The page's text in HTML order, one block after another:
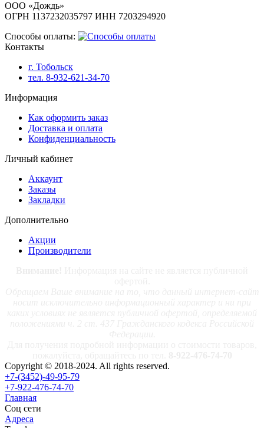
ООО «Дождь»
ОГРН 1137232035797 ИНН 7203294920
Способы оплаты:
Контакты
г. Тобольск
тел. 8-932-621-34-70
Информация
Как оформить заказ
Доставка и оплата
Конфиденциальность
Личный кабинет
Аккаунт
Заказы
Закладки
Дополнительно
Акции
Производители
Copyright © 2018-2024. All rights reserved.
+7-(3452)-49-95-79
+7-922-476-74-70
Главная
Соц сети
Адреса